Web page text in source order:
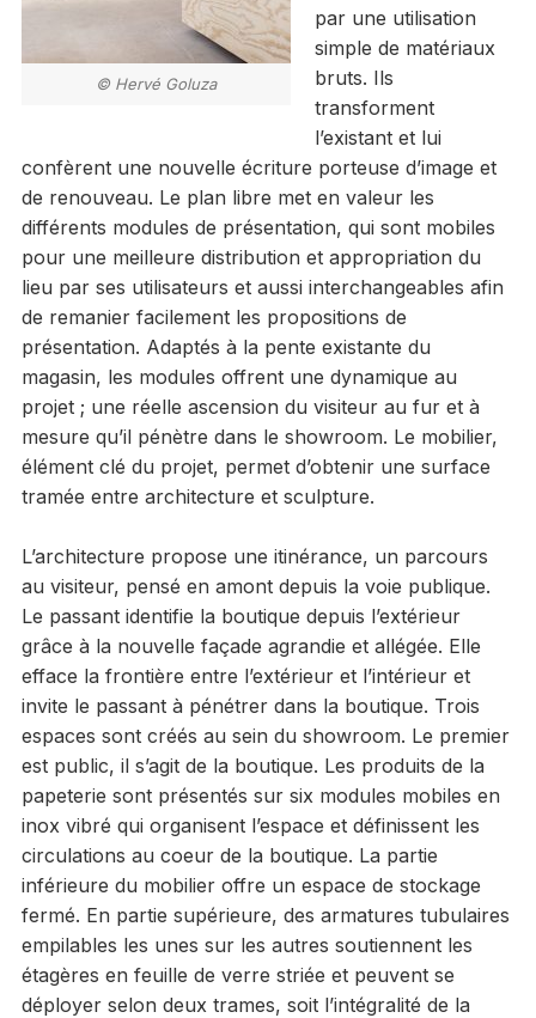
© Hervé Goluza
par une utilisation
simple de matériaux
bruts. Ils
transforment
l’existant et lui
confèrent une nouvelle écriture porteuse d’image et
de renouveau. Le plan libre met en valeur les
différents modules de présentation, qui sont mobiles
pour une meilleure distribution et appropriation du
lieu par ses utilisateurs et aussi interchangeables afin
de remanier facilement les propositions de
présentation. Adaptés à la pente existante du
magasin, les modules offrent une dynamique au
projet ; une réelle ascension du visiteur au fur et à
mesure qu’il pénètre dans le showroom. Le mobilier,
élément clé du projet, permet d’obtenir une surface
tramée entre architecture et sculpture.
L’architecture propose une itinérance, un parcours
au visiteur, pensé en amont depuis la voie publique.
Le passant identifie la boutique depuis l’extérieur
grâce à la nouvelle façade agrandie et allégée. Elle
efface la frontière entre l’extérieur et l’intérieur et
invite le passant à pénétrer dans la boutique. Trois
espaces sont créés au sein du showroom. Le premier
est public, il s’agit de la boutique. Les produits de la
papeterie sont présentés sur six modules mobiles en
inox vibré qui organisent l’espace et définissent les
circulations au coeur de la boutique. La partie
inférieure du mobilier offre un espace de stockage
fermé. En partie supérieure, des armatures tubulaires
empilables les unes sur les autres soutiennent les
étagères en feuille de verre striée et peuvent se
déployer selon deux trames, soit l’intégralité de la